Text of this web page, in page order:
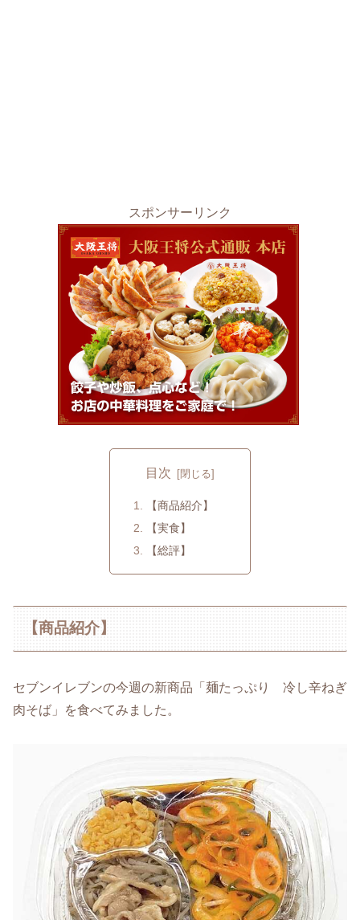
スポンサーリンク
目次
【商品紹介】
【実食】
【総評】
【商品紹介】
セブンイレブンの今週の新商品「麺たっぷり 冷し辛ねぎ
肉そば」を食べてみました。